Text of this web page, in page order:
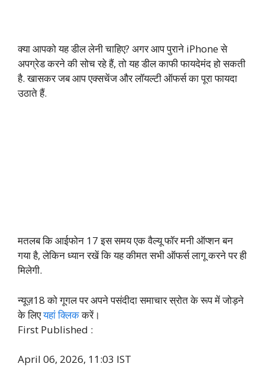
क्या आपको यह डील लेनी चाहिए? अगर आप पुराने iPhone से
अपग्रेड करने की सोच रहे हैं, तो यह डील काफी फायदेमंद हो सकती
है. खासकर जब आप एक्सचेंज और लॉयल्टी ऑफर्स का पूरा फायदा
उठाते हैं.
मतलब कि आईफोन 17 इस समय एक वैल्यू फॉर मनी ऑप्शन बन
गया है, लेकिन ध्यान रखें कि यह कीमत सभी ऑफर्स लागू करने पर ही
मिलेगी.
न्यूज़18 को गूगल पर अपने पसंदीदा समाचार स्रोत के रूप में जोड़ने
के लिएयहां क्लिककरें।
First Published :
April 06, 2026, 11:03 IST